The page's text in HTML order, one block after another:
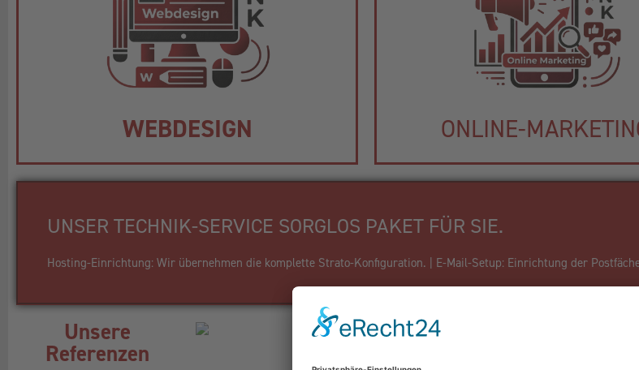
WEBDESIGN ONLINE-
UNSER TECHNIK-SERVICE SORGLOS PAKET FÜR SIE.
Hosting-Einrichtung: Wir übernehmen die komplette Strato-Konfiguration. | E-Mail-Setup: Einrichtung der
Unsere
Referenzen